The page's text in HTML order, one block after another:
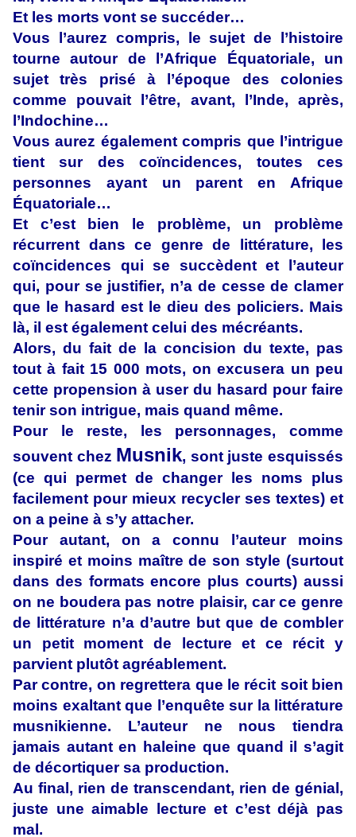
Et les morts vont se succéder…
Vous l’aurez compris, le sujet de l’histoire
tourne autour de l’Afrique Équatoriale, un
sujet très prisé à l’époque des colonies
comme pouvait l’être, avant, l’Inde, après,
l’Indochine…
Vous aurez également compris que l’intrigue
tient sur des coïncidences, toutes ces
personnes ayant un parent en Afrique
Équatoriale…
Et c’est bien le problème, un problème
récurrent dans ce genre de littérature, les
coïncidences qui se succèdent et l’auteur
qui, pour se justifier, n’a de cesse de clamer
que le hasard est le dieu des policiers. Mais
là, il est également celui des mécréants.
Alors, du fait de la concision du texte, pas
tout à fait 15 000 mots, on excusera un peu
cette propension à user du hasard pour faire
tenir son intrigue, mais quand même.
Pour le reste, les personnages, comme
souvent chez Musnik, sont juste esquissés
(ce qui permet de changer les noms plus
facilement pour mieux recycler ses textes) et
on a peine à s’y attacher.
Pour autant, on a connu l’auteur moins
inspiré et moins maître de son style (surtout
dans des formats encore plus courts) aussi
on ne boudera pas notre plaisir, car ce genre
de littérature n’a d’autre but que de combler
un petit moment de lecture et ce récit y
parvient plutôt agréablement.
Par contre, on regrettera que le récit soit bien
moins exaltant que l’enquête sur la littérature
musnikienne. L’auteur ne nous tiendra
jamais autant en haleine que quand il s’agit
de décortiquer sa production.
Au final, rien de transcendant, rien de génial,
juste une aimable lecture et c’est déjà pas
mal.